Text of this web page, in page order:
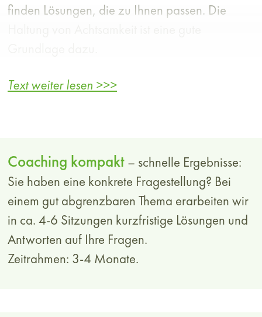
finden Lösungen, die zu Ihnen passen. Die
Berufliche Positionierung und
Wie kann ich mich in meiner aktuellen Rolle
stärken? Wie verschaffe ich mir den Raum, den
ich brauche, um meine Potenziale voll zu
entfalten? Wie werde ich mit meinen Leistungen
sichtbar(er)? Wie kann ich mich in meinem
Team oder gegenüber Vorgesetzten gut
Text weiter lesen >>>
Coaching kompakt – schnelle Ergebnisse:
Sie haben eine konkrete Fragestellung? Bei
einem gut abgrenzbaren Thema erarbeiten wir
in ca. 4-6 Sitzungen kurzfristige Lösungen und
Antworten auf Ihre Fragen.
Zeitrahmen: 3-4 Monate.